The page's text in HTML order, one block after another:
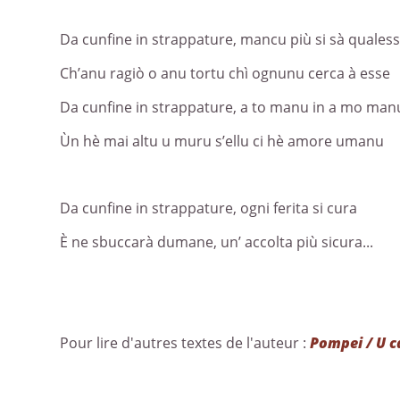
Da cunfine in strappature, mancu più si sà
Ch’anu ragiò o anu tortu chì ognunu cerca à esse
Da cunfine in strappature, a to manu in a mo
Ùn hè mai altu u muru s’ellu ci hè amore umanu
Da cunfine in strappature, ogni ferita si cura
È ne sbuccarà dumane, un’ accolta più sicura...
Pour lire d'autres textes de l'auteur : Pompei / U